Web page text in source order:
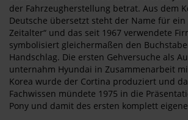
der Fahrzeugherstellung betrat. Aus dem
Deutsche übersetzt steht der Name für ein
Zeitalter“ und das seit 1967 verwendete
symbolisiert gleichermaßen den
Handschlag. Die ersten Gehversuche als
unternahm Hyundai in Zusammenarbeit
Korea wurde der Cortina produziert und
Fachwissen mündete 1975 in die
Pony und damit des ersten komplett